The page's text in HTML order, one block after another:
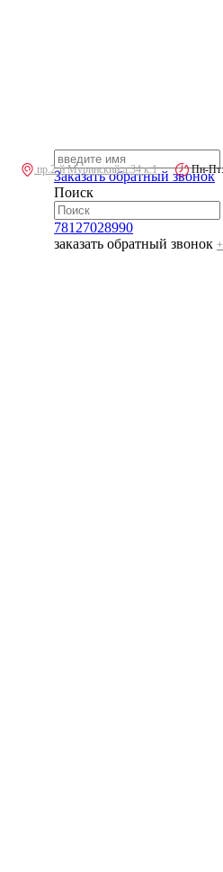
пр.2-й Муринский д.34 к.1 Пн-Пт:
Заказать обратный звонок
Поиск
78127028990
заказать обратный звонок